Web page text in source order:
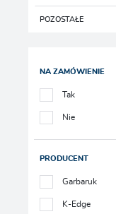
POZOSTAŁE
NA ZAMÓWIENIE
Tak
Nie
PRODUCENT
Garbaruk
K-Edge